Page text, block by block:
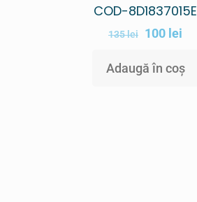
COD-8D1837015E
135lei 100 lei
Adaugă în coș